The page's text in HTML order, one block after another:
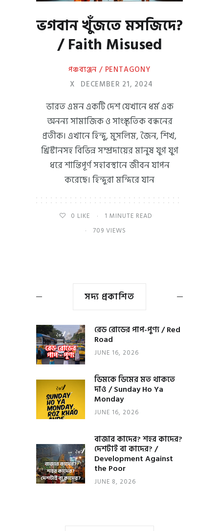
ভগবান খুঁজতে মসজিদে?
/ Faith Misused
পঞ্চব্যঞ্জন / PENTAGONY
X DECEMBER 21, 2024
ভারত এমন একটি দেশ যেখানে ধর্ম এক
অনন্য সামাজিক ও সাংস্কৃতিক বন্ধনের
প্রতীক। এখানে হিন্দু, মুসলিম, জৈন, শিখ,
খ্রিস্টানসহ বিভিন্ন সম্প্রদায়ের মানুষ যুগ যুগ
ধরে শান্তিপূর্ণ সহাবস্থানে জীবন যাপন
করেছে। হিন্দুরা মন্দিরে যান
0 LIKE
1 MINUTE READ
709 VIEWS
সদ্য প্রকাশিত
রেড রোডের পাপ-পুণ্য / Red
Road
JUNE 16, 2026
ডিমকে ডিমের মত থাকতে
দাও / Sunday Ho Ya
Monday
JUNE 16, 2026
বাজার কাদের? শহর কাদের?
দেশটাই বা কাদের? /
Development Against
the Poor
JUNE 8, 2026